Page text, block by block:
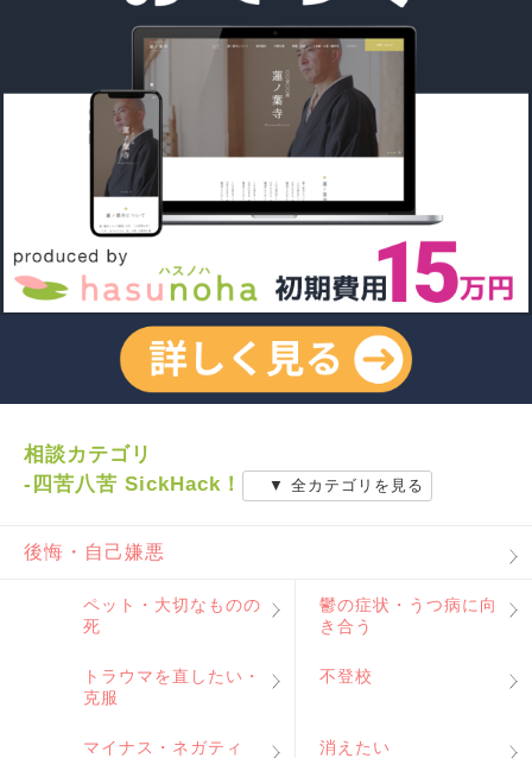
相談カテゴリ
-四苦八苦 SickHack！
▼ 全カテゴリを見る
後悔・自己嫌悪
ペット・大切なものの
死
鬱の症状・うつ病に向
き合う
トラウマを直したい・
克服
不登校
マイナス・ネガティ
消えたい